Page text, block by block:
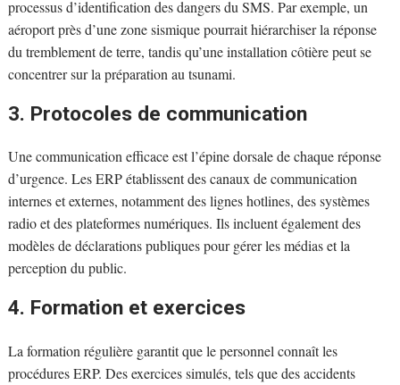
processus d’identification des dangers du SMS. Par exemple, un
aéroport près d’une zone sismique pourrait hiérarchiser la réponse
du tremblement de terre, tandis qu’une installation côtière peut se
concentrer sur la préparation au tsunami.
3. Protocoles de communication
Une communication efficace est l’épine dorsale de chaque réponse
d’urgence. Les ERP établissent des canaux de communication
internes et externes, notamment des lignes hotlines, des systèmes
radio et des plateformes numériques. Ils incluent également des
modèles de déclarations publiques pour gérer les médias et la
perception du public.
4. Formation et exercices
La formation régulière garantit que le personnel connaît les
procédures ERP. Des exercices simulés, tels que des accidents